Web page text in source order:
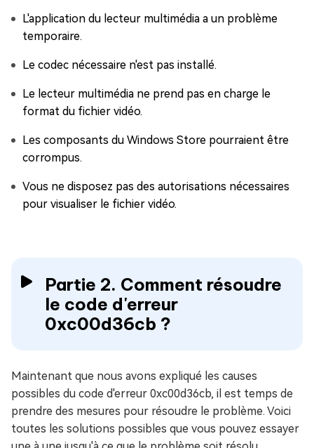
L'application du lecteur multimédia a un problème
temporaire.
Le codec nécessaire n'est pas installé.
Le lecteur multimédia ne prend pas en charge le
format du fichier vidéo.
Les composants du Windows Store pourraient être
corrompus.
Vous ne disposez pas des autorisations nécessaires
pour visualiser le fichier vidéo.
Partie 2. Comment résoudre
le code d'erreur
0xc00d36cb ?
Maintenant que nous avons expliqué les causes
possibles du code d'erreur 0xc00d36cb, il est temps de
prendre des mesures pour résoudre le problème. Voici
toutes les solutions possibles que vous pouvez essayer